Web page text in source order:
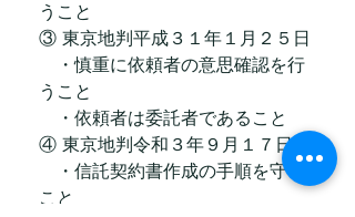
うこと
③ 東京地判平成３１年１月２５日
・慎重に依頼者の意思確認を行
うこと
・依頼者は委託者であること
④ 東京地判令和３年９月１７日
・信託契約書作成の手順を守る
こと